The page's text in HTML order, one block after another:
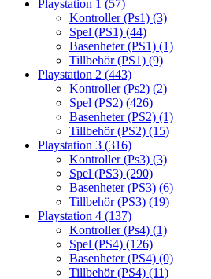
Playstation 1 (57)
Kontroller (Ps1) (3)
Spel (PS1) (44)
Basenheter (PS1) (1)
Tillbehör (PS1) (9)
Playstation 2 (443)
Kontroller (Ps2) (2)
Spel (PS2) (426)
Basenheter (PS2) (1)
Tillbehör (PS2) (15)
Playstation 3 (316)
Kontroller (Ps3) (3)
Spel (PS3) (290)
Basenheter (PS3) (6)
Tillbehör (PS3) (19)
Playstation 4 (137)
Kontroller (Ps4) (1)
Spel (PS4) (126)
Basenheter (PS4) (0)
Tillbehör (PS4) (11)